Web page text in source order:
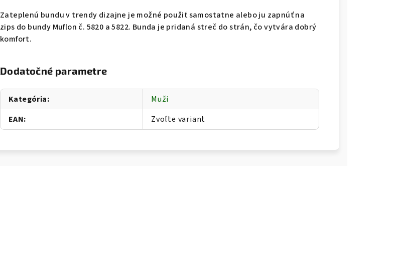
Zateplenú bundu v trendy dizajne je možné použiť samostatne alebo ju zapnúť na
zips do bundy Muflon č. 5820 a 5822. Bunda je pridaná streč do strán, čo vytvára dobrý
komfort.
Dodatočné parametre
Kategória:
Muži
EAN: Zvoľte variant